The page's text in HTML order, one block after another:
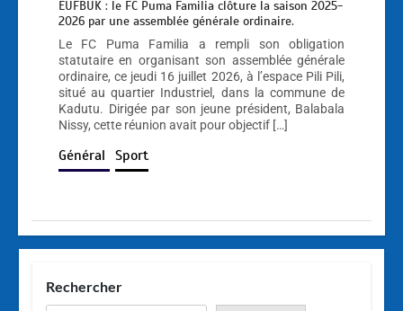
EUFBUK : le FC Puma Familia clôture la saison 2025-
2026 par une assemblée générale ordinaire.
Le FC Puma Familia a rempli son obligation
statutaire en organisant son assemblée générale
ordinaire, ce jeudi 16 juillet 2026, à l’espace Pili Pili,
situé au quartier Industriel, dans la commune de
Kadutu. Dirigée par son jeune président, Balabala
Nissy, cette réunion avait pour objectif […]
Général Sport
Rechercher